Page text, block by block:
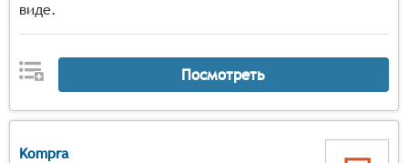
виде.
Посмотреть
Kompra